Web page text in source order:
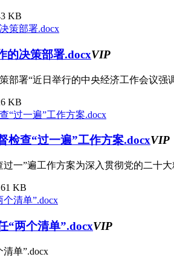
KB
的决策部署.docxVIP
部署“近日举行的中央经济工作会议强
KB
检查“过一遍”工作方案.docxVIP
一”遍工作方案为深入贯彻党的二十
KB
“两个清单”.docxVIP
单”.docx